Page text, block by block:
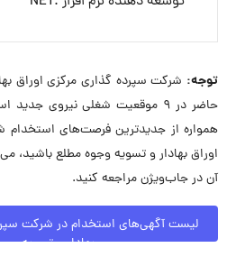
توجه: شرکت سپرده گذاری مرکزی اوراق
حاضر در ۹ موقعیت شغلی نیروی
همواره از جدیدترین فرصت‌های استخدام
اوراق بهادار و تسویه وجوه مطلع باشید،
آن در جاب‌ویژن مراجعه کنید.
لیست آگهی‌های استخدام در شرکت
بهادار و تسویه